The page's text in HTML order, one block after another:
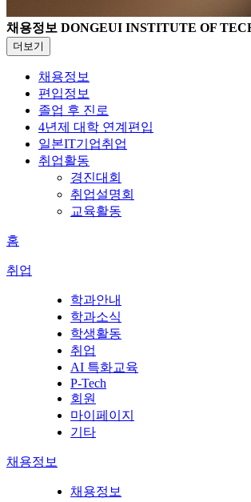
채용정보 DONGEUI INSTITUTE OF
더보기
채용정보
편입정보
졸업 후 진로
4년제 대학 연계편입
일본IT기업취업
취업활동
경진대회
취업설명회
교육활동
홈
취업
학과안내
학과소식
학생활동
취업
AI 특화교육
P-Tech
회원
마이페이지
기타
채용정보
채용정보